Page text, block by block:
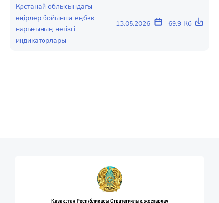
Қостанай облысындағы
өңірлер бойынша еңбек
нарығының негізгі
индикаторлары
13.05.2026 69.9 Кб